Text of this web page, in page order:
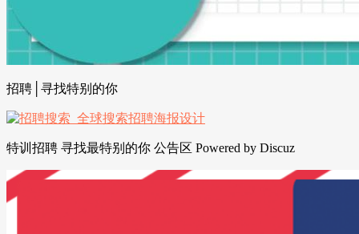
招聘│寻找特别的你
特训招聘 寻找最特别的你 公告区 Powered by Discuz